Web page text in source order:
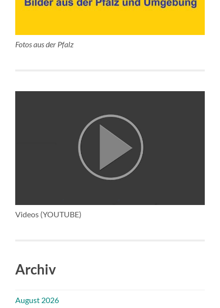
Fotos aus der Pfalz
Videos (YOUTUBE)
Archiv
August 2026